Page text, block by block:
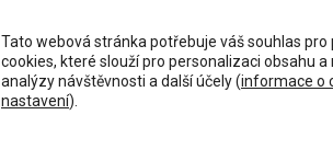
Tato webová stránka potřebuje váš souhlas pro
cookies, které slouží pro personalizaci obsahu a
analýzy návštěvnosti a další účely (informace o
nastavení).